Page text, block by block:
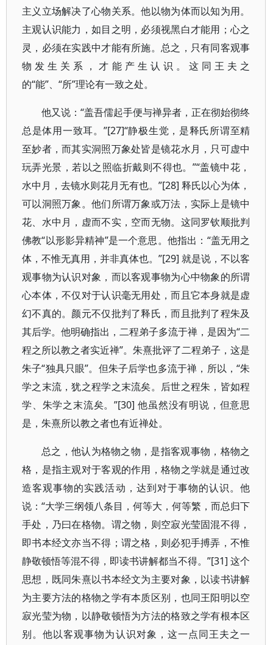
主义立场解决了心物关系。他以物为体而以知为用。
主观认识能力，如目之明，必须视黑白才能用；心之
灵，必须在实践中才能有所施。总之，只有同客观事
物发生关系，才能产生认识。这同王夫之
的“能”、“所”理论有一致之处。
他又说：“盖吾儒起手便与禅异者，正在彻始彻终
总是体用一致耳。”[27]“静极生觉，是释氏所谓至精
至妙者，而其实洞照万象处皆是镜花水月，只可虚中
玩弄光景，若以之照临折戴则不得也。”“盖镜中花，
水中月，去镜水则花月无有也。”[28] 释氏以心为体，
可以洞照万象。他们所谓万象或万法，实际上是镜中
花、水中月，虚而不实，空而无物。这同罗钦顺批判
佛教“以形影异精神”是一个意思。他指出：“盖无用之
体，不惟无真用，并非真体也。”[29] 就是说，不以客
观事物为认识对象，而以客观事物为心中物象的所谓
心本体，不仅对于认识毫无用处，而且它本身就是虚
幻不真的。颜元不仅批判了释氏，而且批判了程朱及
其后学。他明确指出，二程弟子多流于禅，是因为“二
程之所以教之者实近禅”。朱熹批评了二程弟子，这是
朱子“独具只眼”。但朱子后学也多流于禅，所以，“朱
学之末流，犹之程学之末流矣。后世之程朱，皆如程
学、朱学之末流矣。”[30] 他虽然没有明说，但意思
是，朱熹所以教之者也有近禅处。
总之，他认为格物之物，是指客观事物，格物之
格，是指主观对于客观的作用，格物之学就是通过改
造客观事物的实践活动，达到对于事物的认识。他
说：“大学三纲领八条目，何等大，何等繁，而总归下
手处，乃曰在格物。谓之物，则空寂光莹固混不得，
即书本经文亦当不得；谓之格，则必犯手搏弄，不惟
静敬顿悟等混不得，即读书讲解都当不得。”[31] 这个
思想，既同朱熹以书本经文为主要对象，以读书讲解
为主要方法的格物之学有本质区别，也同王阳明以空
寂光莹为物，以静敬顿悟为方法的格致之学有根本区
别。他以客观事物为认识对象，这一点同王夫之一